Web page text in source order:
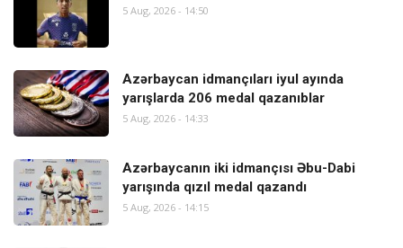
5 Aug, 2026 - 14:50
Azərbaycan idmançıları iyul ayında
yarışlarda 206 medal qazanıblar
5 Aug, 2026 - 14:33
Azərbaycanın iki idmançısı Əbu-Dabi
yarışında qızıl medal qazandı
5 Aug, 2026 - 14:15